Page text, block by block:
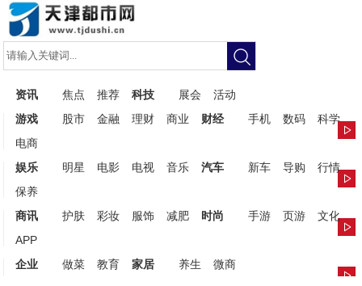
资讯 焦点 推荐 科技 展会
活动
游戏
股市 金融 理财 商业 财经 手机 数码
科学
电商
娱乐
明星 电影 电视 音乐 汽车 新车 导购
行情
保养
商讯
护肤 彩妆 服饰 减肥 时尚 手游 页游
文化
APP
企业
做菜 教育 家居 养生 微商